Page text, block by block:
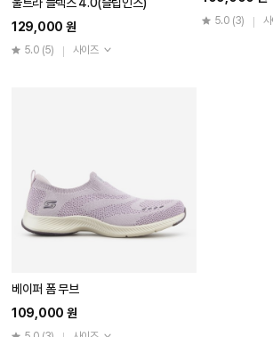
129,000 원
5.0 (5) 사이즈
5.0 (3)
베이퍼 폼 무브
109,000 원